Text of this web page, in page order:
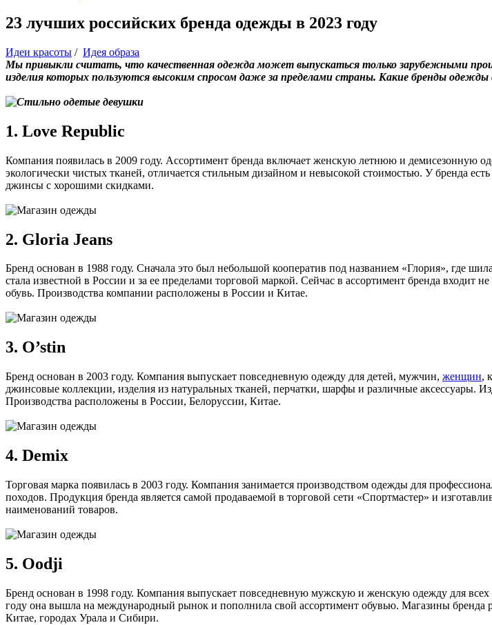
23 лучших российских бренда одежды в 2023 году
Идеи красоты / Идея образа
Мы привыкли считать, что качественная одежда может выпускаться только зарубежными
изделия которых пользуются высоким спросом даже за пределами страны. Какие бренды одежды
1. Love Republic
Компания появилась в 2009 году. Ассортимент бренда включает женскую летнюю и демисезонную
экологически чистых тканей, отличается стильным дизайном и невысокой стоимостью. У бренда
джинсы с хорошими скидками.
2. Gloria Jeans
Бренд основан в 1988 году. Сначала это был небольшой кооператив под названием «Глория», где
стала известной в России и за ее пределами торговой маркой. Сейчас в ассортимент бренда
обувь. Производства компании расположены в России и Китае.
3. O’stin
Бренд основан в 2003 году. Компания выпускает повседневную одежду для детей, мужчин, женщин,
джинсовые коллекции, изделия из натуральных тканей, перчатки, шарфы и различные аксессуары.
Производства расположены в России, Белоруссии, Китае.
4. Demix
Торговая марка появилась в 2003 году. Компания занимается производством одежды для
походов. Продукция бренда является самой продаваемой в торговой сети «Спортмастер» и
наименований товаров.
5. Oodji
Бренд основан в 1998 году. Компания выпускает повседневную мужскую и женскую одежду для
году она вышла на международный рынок и пополнила свой ассортимент обувью. Магазины бренда
Китае, городах Урала и Сибири.